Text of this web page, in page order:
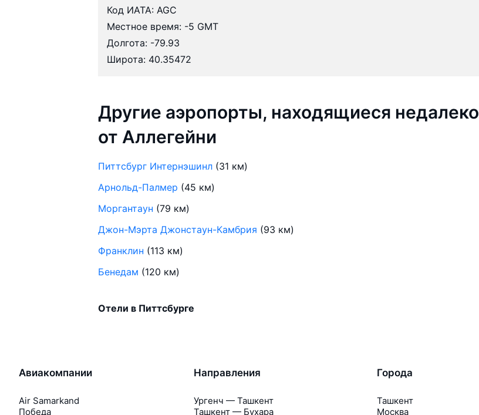
Код ИАТА: AGC
Местное время: -5 GMT
Долгота: -79.93
Широта: 40.35472
Другие аэропорты, находящиеся недалеко
от Аллегейни
Питтсбург Интернэшинл (31 км)
Арнольд-Палмер (45 км)
Моргантаун (79 км)
Джон-Мэрта Джонстаун-Камбрия (93 км)
Франклин (113 км)
Бенедам (120 км)
Отели в Питтсбурге
Авиакомпании
Air Samarkand
Победа
Направления
Ургенч — Ташкент
Ташкент — Бухара
Города
Ташкент
Москва